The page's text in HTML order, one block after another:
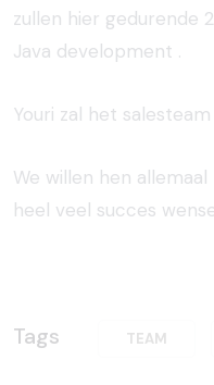
zullen hier gedurende
Java development .
Youri zal het
We willen hen
heel veel succes
Tags TEAM